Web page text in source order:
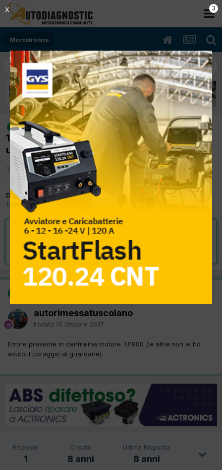
Meccatronica
risolto
[ford focus 10/2009 1999cc syda
107Kw Bifuel B/Gpl] auto in recovery con
u1900 RISOLTO
Da autorimessatuscolano
16 Ottobre 2017in
VAI ALLA SOLUZIONE
Risolta da autorimessatuscolano,
autorimessatuscolano
Inviato 16 Ottobre 2017
Errore presente in centralina motore U1900 (le altre non le ho
avuto il coraggio di guardarle).
Risposte
1
Creato
8 anni
Ultima Risposta
8 anni
2
X